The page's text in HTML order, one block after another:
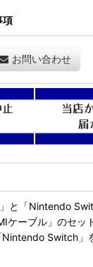
項
お問い合わせ
と「Nintendo
ケーブル」のセッ
Switch」